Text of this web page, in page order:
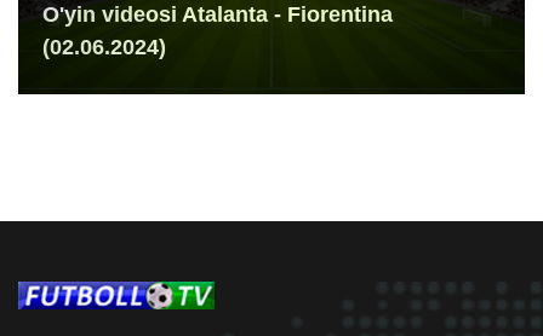
O'yin videosi Atalanta - Fiorentina
(02.06.2024)